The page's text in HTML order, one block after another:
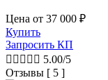
Цена от 37 000 ₽
Купить
Запросить КП
     5.00/5
Отзывы [ 5 ]